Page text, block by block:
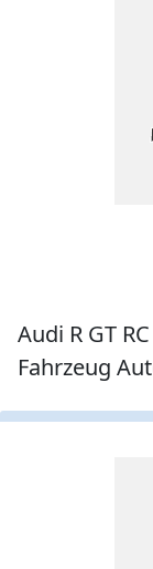
Audi R GT
Fahrzeug